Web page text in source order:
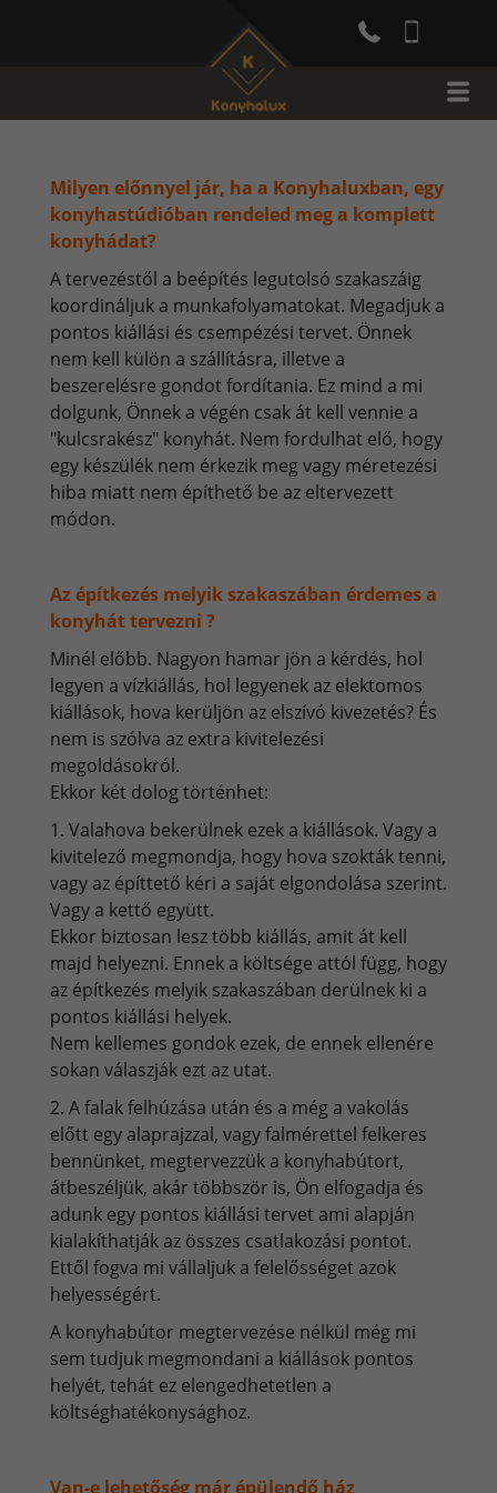
Toggle
Milyen előnnyel jár, ha a Konyhaluxban, egy
konyhastúdióban rendeled meg a komplett
konyhádat?
A tervezéstől a beépítés legutolsó szakaszáig
koordináljuk a munkafolyamatokat. Megadjuk a
pontos kiállási és csempézési tervet. Önnek
nem kell külön a szállításra, illetve a
beszerelésre gondot fordítania. Ez mind a mi
dolgunk, Önnek a végén csak át kell vennie a
"kulcsrakész" konyhát. Nem fordulhat elő, hogy
egy készülék nem érkezik meg vagy méretezési
hiba miatt nem építhető be az eltervezett
módon.
Az építkezés melyik szakaszában érdemes a
konyhát tervezni ?
Minél előbb. Nagyon hamar jön a kérdés, hol
legyen a vízkiállás, hol legyenek az elektomos
kiállások, hova kerüljön az elszívó kivezetés? És
nem is szólva az extra kivitelezési
megoldásokról.
Ekkor két dolog történhet:
1. Valahova bekerülnek ezek a kiállások. Vagy a
kivitelező megmondja, hogy hova szokták tenni,
vagy az építtető kéri a saját elgondolása szerint.
Vagy a kettő együtt.
Ekkor biztosan lesz több kiállás, amit át kell
majd helyezni. Ennek a költsége attól függ, hogy
az építkezés melyik szakaszában derülnek ki a
pontos kiállási helyek.
Nem kellemes gondok ezek, de ennek ellenére
sokan válaszják ezt az utat.
2. A falak felhúzása után és a még a vakolás
előtt egy alaprajzzal, vagy falmérettel felkeres
bennünket, megtervezzük a konyhabútort,
átbeszéljük, akár többször is, Ön elfogadja és
adunk egy pontos kiállási tervet ami alapján
kialakíthatják az összes csatlakozási pontot.
Ettől fogva mi vállaljuk a felelősséget azok
helyességért.
A konyhabútor megtervezése nélkül még mi
sem tudjuk megmondani a kiállások pontos
helyét, tehát ez elengedhetetlen a
költséghatékonysághoz.
Van-e lehetőség már épülendő ház